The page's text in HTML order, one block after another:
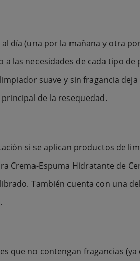
día (una por la mañana y otra
las necesidades de cada tipo de
suave y sin fragancia deja
de la resequedad.
si se aplican productos de
Crema-Espuma Hidratante de
También cuenta con una
que no contengan fragancias (ya